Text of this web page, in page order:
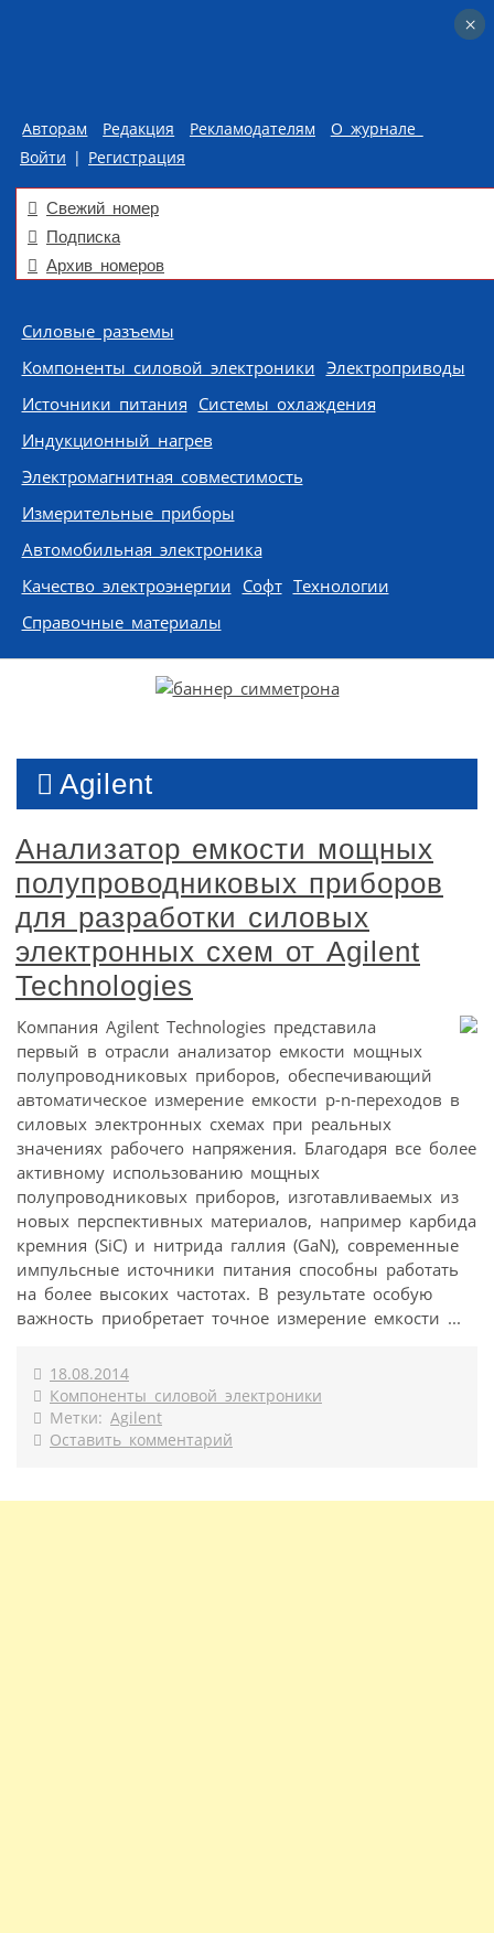
Авторам Редакция Рекламодателям
О журнале
Войти | Регистрация
Свежий номер
Подписка
Архив номеров
Skip to content
Силовые разъемы
Компоненты силовой электроники Электроприводы
Источники питания Системы охлаждения
Индукционный нагрев
Электромагнитная совместимость
Измерительные приборы
Автомобильная электроника
Качество электроэнергии Софт Технологии
Справочные материалы
Agilent
Анализатор емкости мощных
полупроводниковых приборов
для разработки силовых
электронных схем от Agilent
Technologies
Компания Agilent Technologies представила
первый в отрасли анализатор емкости мощных
полупроводниковых приборов, обеспечивающий
автоматическое измерение емкости р-n-переходов в
силовых электронных схемах при реальных
значениях рабочего напряжения. Благодаря все более
активному использованию мощных
полупроводниковых приборов, изготавливаемых из
новых перспективных материалов, например карбида
кремния (SiC) и нитрида галлия (GaN), современные
импульсные источники питания способны работать
на более высоких частотах. В результате особую
важность приобретает точное измерение емкости ...
18.08.2014
Компоненты силовой электроники
Метки: Agilent
Оставить комментарий
×
×